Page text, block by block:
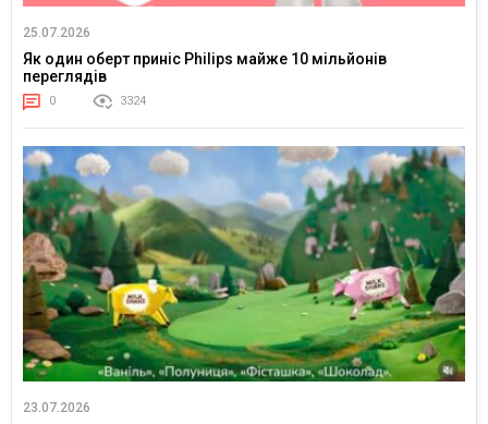
25.07.2026
Як один оберт приніс Philips майже 10 мільйонів
переглядів
0 3324
23.07.2026